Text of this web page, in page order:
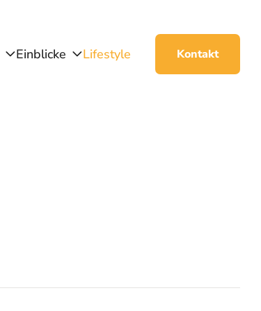
Einblicke Lifestyle Kontakt